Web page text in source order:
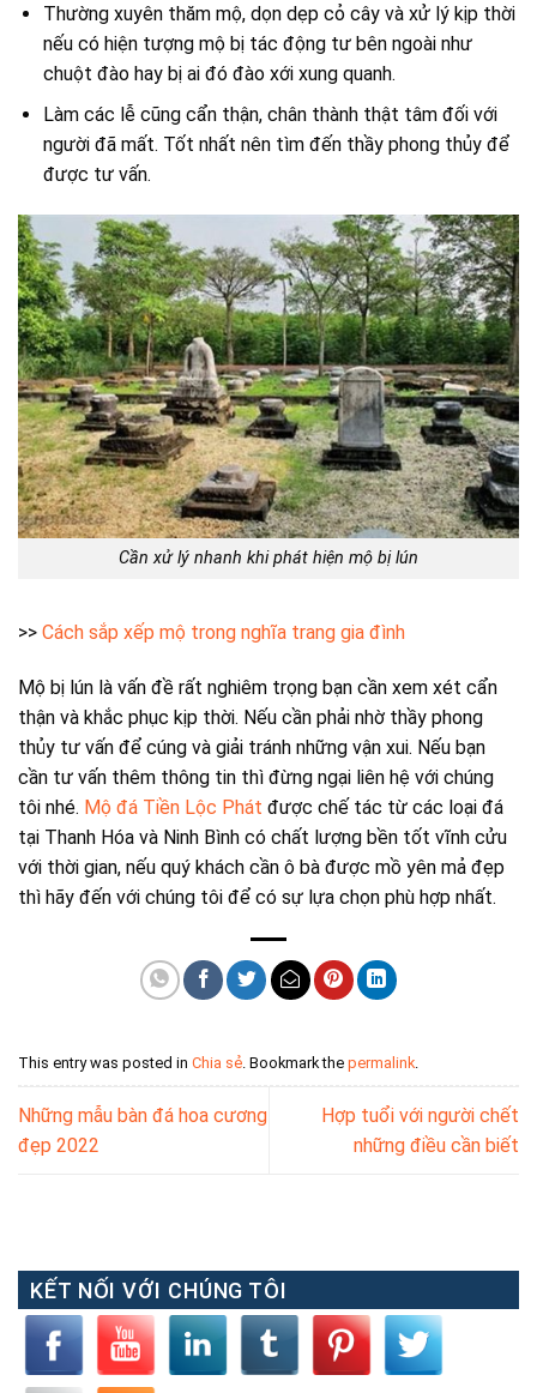
Thường xuyên thăm mộ, dọn dẹp cỏ cây và xử lý kịp thời
nếu có hiện tượng mộ bị tác động tư bên ngoài như
chuột đào hay bị ai đó đào xới xung quanh.
Làm các lễ cũng cẩn thận, chân thành thật tâm đối với
người đã mất. Tốt nhất nên tìm đến thầy phong thủy để
được tư vấn.
Cần xử lý nhanh khi phát hiện mộ bị lún
>> Cách sắp xếp mộ trong nghĩa trang gia đình
Mộ bị lún là vấn đề rất nghiêm trọng bạn cần xem xét cẩn
thận và khắc phục kịp thời. Nếu cần phải nhờ thầy phong
thủy tư vấn để cúng và giải tránh những vận xui. Nếu bạn
cần tư vấn thêm thông tin thì đừng ngại liên hệ với chúng
tôi nhé. Mộ đá Tiền Lộc Phát được chế tác từ các loại đá
tại Thanh Hóa và Ninh Bình có chất lượng bền tốt vĩnh cửu
với thời gian, nếu quý khách cần ô bà được mồ yên mả đẹp
thì hãy đến với chúng tôi để có sự lựa chọn phù hợp nhất.
This entry was posted in Chia sẻ. Bookmark the permalink.
Những mẫu bàn đá hoa cương
đẹp 2022
Hợp tuổi với người chết
những điều cần biết
KẾT NỐI VỚI CHÚNG TÔI